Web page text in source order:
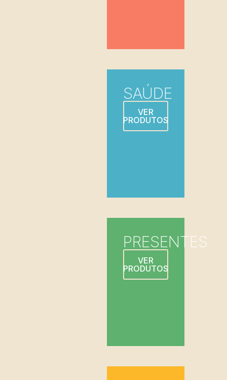
SAÚDE
VER
PRODUTOS
PRESENTES
VER
PRODUTOS